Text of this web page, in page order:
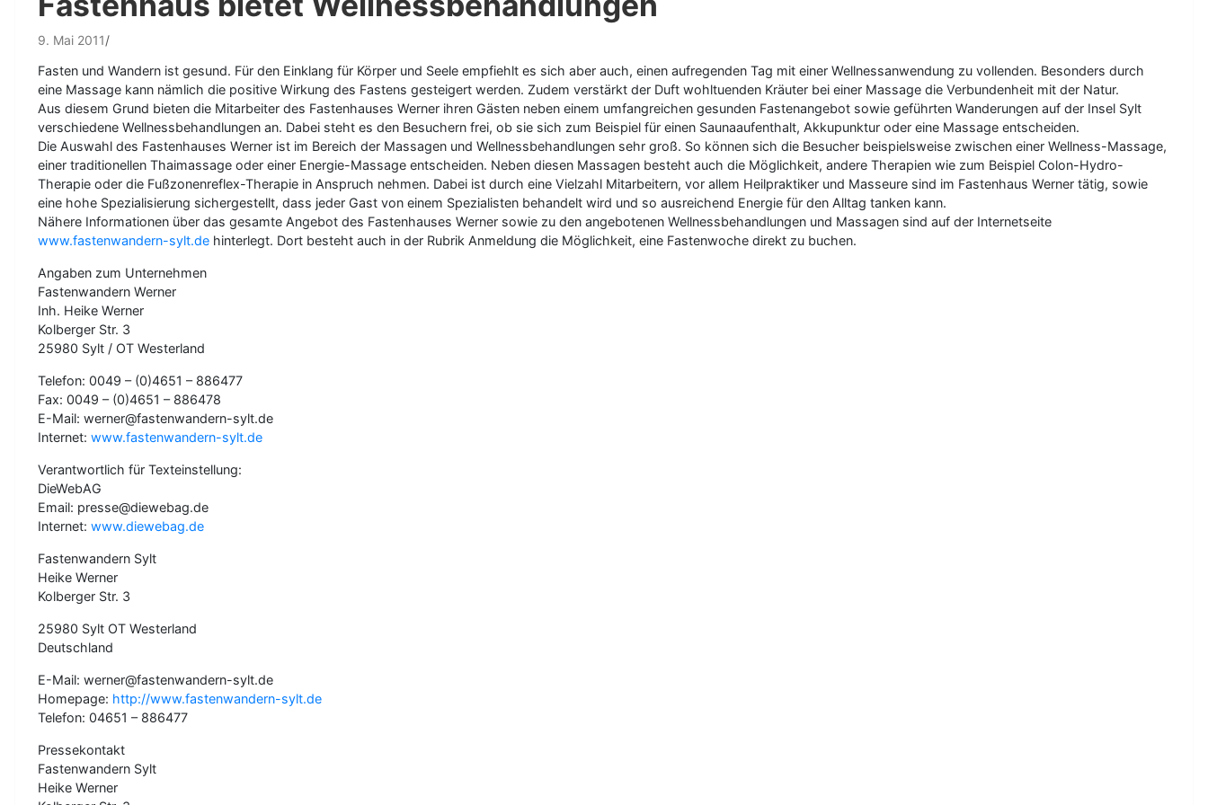
9. Mai 2011
Fasten und Wandern ist gesund. Für den Einklang für Körper und Seele empfiehlt es sich aber auch, einen aufregenden Tag mit einer Wellnessanwendung zu vollenden. Besonders durch
eine Massage kann nämlich die positive Wirkung des Fastens gesteigert werden. Zudem verstärkt der Duft wohltuenden Kräuter bei einer Massage die Verbundenheit mit der Natur.
Aus diesem Grund bieten die Mitarbeiter des Fastenhauses Werner ihren Gästen neben einem umfangreichen gesunden Fastenangebot sowie geführten Wanderungen auf der Insel Sylt
verschiedene Wellnessbehandlungen an. Dabei steht es den Besuchern frei, ob sie sich zum Beispiel für einen Saunaaufenthalt, Akkupunktur oder eine Massage entscheiden.
Die Auswahl des Fastenhauses Werner ist im Bereich der Massagen und Wellnessbehandlungen sehr groß. So können sich die Besucher beispielsweise zwischen einer Wellness-Massage,
einer traditionellen Thaimassage oder einer Energie-Massage entscheiden. Neben diesen Massagen besteht auch die Möglichkeit, andere Therapien wie zum Beispiel Colon-Hydro-
Therapie oder die Fußzonenreflex-Therapie in Anspruch nehmen. Dabei ist durch eine Vielzahl Mitarbeitern, vor allem Heilpraktiker und Masseure sind im Fastenhaus Werner tätig, sowie
eine hohe Spezialisierung sichergestellt, dass jeder Gast von einem Spezialisten behandelt wird und so ausreichend Energie für den Alltag tanken kann.
Nähere Informationen über das gesamte Angebot des Fastenhauses Werner sowie zu den angebotenen Wellnessbehandlungen und Massagen sind auf der Internetseite
www.fastenwandern-sylt.de hinterlegt. Dort besteht auch in der Rubrik Anmeldung die Möglichkeit, eine Fastenwoche direkt zu buchen.
Angaben zum Unternehmen
Fastenwandern Werner
Inh. Heike Werner
Kolberger Str. 3
25980 Sylt / OT Westerland
Telefon: 0049 – (0)4651 – 886477
Fax: 0049 – (0)4651 – 886478
E-Mail: werner@fastenwandern-sylt.de
Internet: www.fastenwandern-sylt.de
Verantwortlich für Texteinstellung:
DieWebAG
Email: presse@diewebag.de
Internet: www.diewebag.de
Fastenwandern Sylt
Heike Werner
Kolberger Str. 3
25980 Sylt OT Westerland
Deutschland
E-Mail: werner@fastenwandern-sylt.de
Homepage: http://www.fastenwandern-sylt.de
Telefon: 04651 – 886477
Pressekontakt
Fastenwandern Sylt
Heike Werner